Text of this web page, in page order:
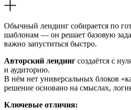
Обычный лендинг собирается по
шаблонам — он решает базовую
важно запуститься быстро.
Авторский лендинг создаётся с
и аудиторию.
В нём нет универсальных блоков
решение основано на смыслах,
Ключевые отличия: